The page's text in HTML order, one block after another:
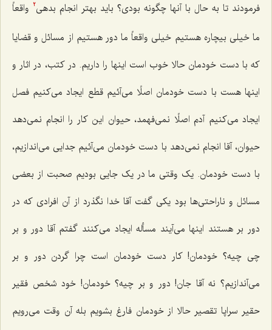
فرمودند تا به حال با آنها چگونه بودی؟ باید بهتر انجام بدهی‌2
واقعاً
ما خیلی بیچاره هستیم خیلی واقعاً ما دور هستیم از مسائل و قضایا
که با دست خودمان حالا خوب است اینها را داریم. در کتب، در اثار و
اینها هست با دست خودمان اصلًا می‌آئیم قطع ایجاد می‌کنیم فصل
ایجاد می‌کنیم آدم اصلًا نمی‌فهمد، حیوان این کار را انجام نمی‌دهد
حیوان، آقا انجام نمی‌دهد با دست خودمان می‌آئیم جدایی می‌اندازیم،
با دست خودمان. یک وقتی ما در یک جایی بودیم صحبت از بعضی
مسائل و ناراحتی‌ها بود یکی گفت آقا خدا نگذرد از آن افرادی که در
دور بر هستند اینها می‌آیند مسأله ایجاد می‌کنند گفتم آقا دور و بر
چی چیه؟ خودمان! کار دست خودمان است چرا گردن دور و بر
می‌آندازیم؟ نه آقا جان! دور و بر چیه؟ خودمان! خود شخص فقیر
حقیر سراپا تقصیر حالا از خودمان فارغ بشویم بله آن وقت می‌رویم